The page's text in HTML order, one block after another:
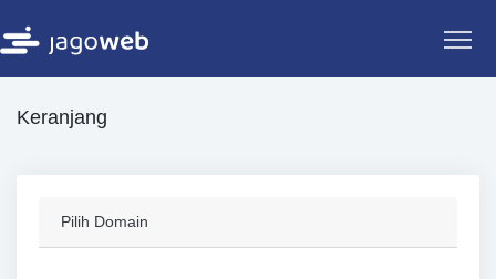
Keranjang
Pilih Domain